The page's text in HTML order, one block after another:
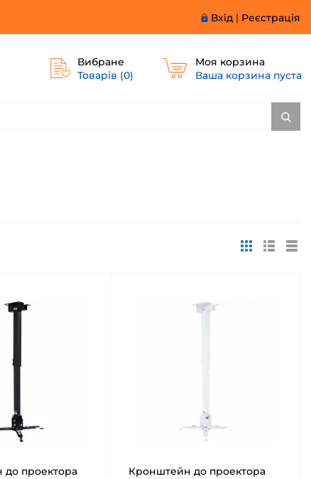
Вхід | Реєстрація
Вибране
Товарів (0)
Моя корзина
Ваша корзина пуста
проектора
Кронштейн до проектора